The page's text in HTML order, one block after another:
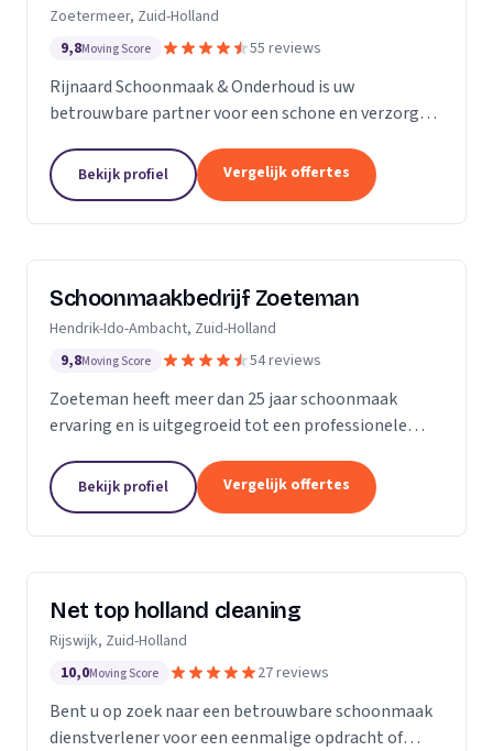
Zoetermeer, Zuid-Holland
9,8Moving Score 55 reviews
Rijnaard Schoonmaak & Onderhoud is uw
betrouwbare partner voor een schone en verzorgde
goed georganiseerd schoonmaakbedrijf uit
Zoetermeer, bieden wij...
Bekijk profiel Vergelijk offertes
Schoonmaakbedrijf Zoeteman
Hendrik-Ido-Ambacht, Zuid-Holland
9,8Moving Score 54 reviews
Zoeteman heeft meer dan 25 jaar schoonmaak
ervaring en is uitgegroeid tot een professionele
medewerkers zijn we actief in de regio Rotterdam,...
Bekijk profiel Vergelijk offertes
Net top holland cleaning
Rijswijk, Zuid-Holland
10,0Moving Score 27 reviews
Bent u op zoek naar een betrouwbare schoonmaak
dienstverlener voor een eenmalige opdracht of